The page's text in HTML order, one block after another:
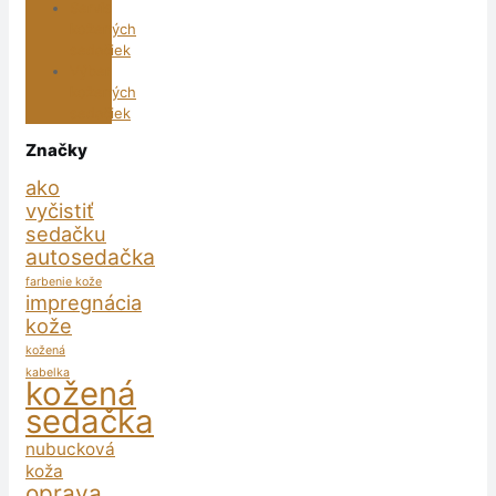
kožených
sedačiek
kožených
sedačiek
Značky
ako
vyčistiť
sedačku
autosedačka
farbenie kože
impregnácia
kože
kožená
kabelka
kožená
sedačka
nubucková
koža